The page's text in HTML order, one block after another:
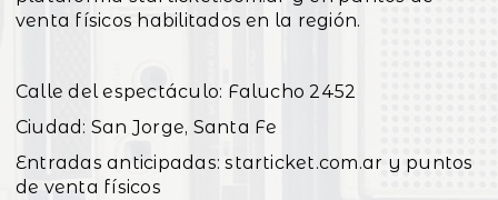
venta físicos habilitados en la región.
Calle del espectáculo: Falucho 2452
Ciudad: San Jorge, Santa Fe
Entradas anticipadas: starticket.com.ar y puntos
de venta físicos